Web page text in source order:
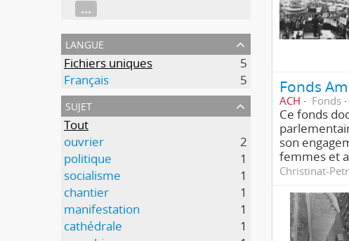
...
langue
Fichiers uniques
5
Français
5
sujet
Tout
ouvrier
2
politique
1
socialisme
1
chantier
1
manifestation
1
cathédrale
1
Fonds
ACH Fonds
Ce fonds
son
femmes et
Christinat-